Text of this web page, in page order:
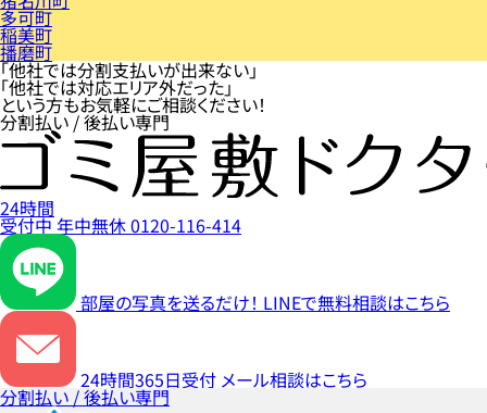
多可町
稲美町
播磨町
「他社では分割支払いが出来ない」
「他社では対応エリア外だった」
という方もお気軽にご相談ください！
分割払い / 後払い専門
24時間
受付中年中無休0120-116-414
部屋の写真を送るだけ！ LINEで無料相談はこちら
24時間365日受付 メール相談はこちら
分割払い / 後払い専門